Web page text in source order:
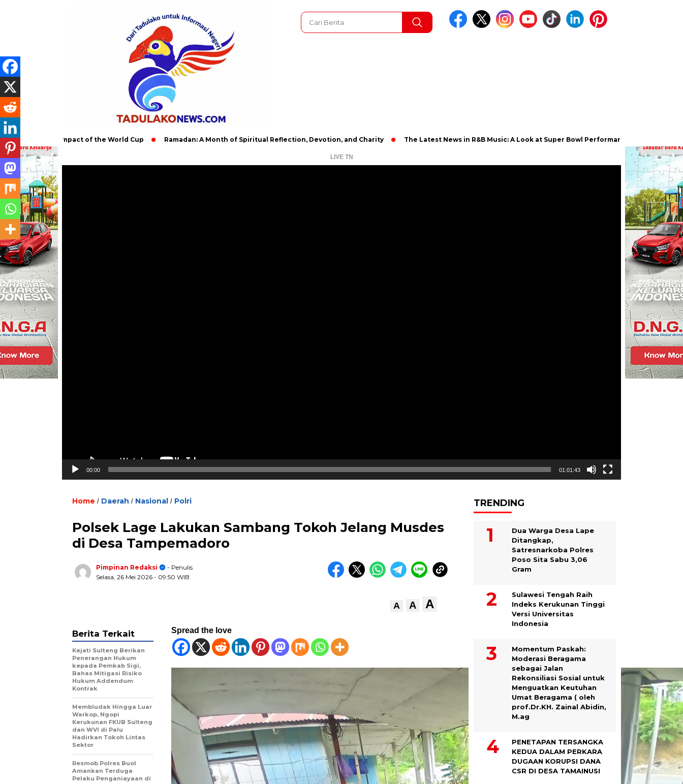
Global Impact of the World Cup Ramadan: A Month of Spiritual Reflection, Devotion, and Charity The Latest News in R&B Music: A Look at Super Bowl Performances, New Albums, Rising
LIVE TN
00:00 01:01:43
Home / Daerah / Nasional / Polri
Polsek Lage Lakukan Sambang Tokoh Jelang Musdes
di Desa Tampemadoro
Pimpinan Redaksi
- Penulis
Selasa, 26 Mei 2026 - 09:50 WIB
A A A
Spread the love
Berita Terkait
Kejati Sulteng Berikan
Penerangan Hukum
kepada Pemkab Sigi,
Bahas Mitigasi Risiko
Hukum Addendum
Kontrak
Membludak Hingga Luar
Warkop, Ngopi
Kerukunan FKUB Sulteng
dan WVI di Palu
Hadirkan Tokoh Lintas
Sektor
Resmob Polres Buol
Amankan Terduga
Pelaku Penganiayaan di
TRENDING
Dua Warga Desa Lape
Ditangkap,
Satresnarkoba Polres
Poso Sita Sabu 3,06
Gram
Sulawesi Tengah Raih
Indeks Kerukunan Tinggi
Versi Universitas
Indonesia
Momentum Paskah:
Moderasi Beragama
sebagai Jalan
Rekonsiliasi Sosial untuk
Menguatkan Keutuhan
Umat Beragama ( oleh
prof.Dr.KH. Zainal Abidin,
M.ag
PENETAPAN TERSANGKA
KEDUA DALAM PERKARA
DUGAAN KORUPSI DANA
CSR DI DESA TAMAINUSI